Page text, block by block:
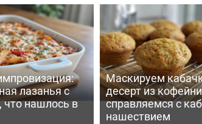
лазанья с
что нашлось в
Маскируем
десерт из
справляемся с
нашествием